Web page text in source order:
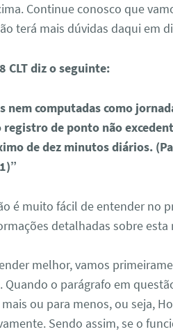
Continue conosco que
terá mais dúvidas daqui em
CLT diz o seguinte:
nem computadas como
registro de ponto não
de dez minutos diários.
é muito fácil de entender no
detalhadas sobre
melhor, vamos
o parágrafo em
ou para menos, ou seja,
Sendo assim, se o